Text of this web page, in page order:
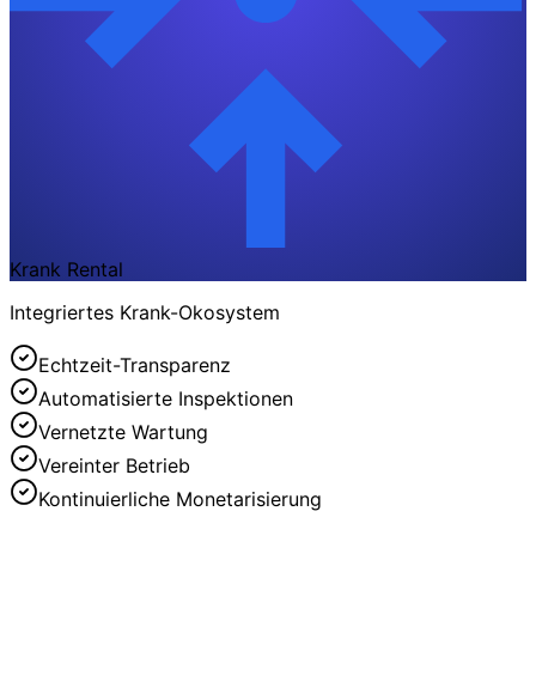
Krank Rental
Integriertes Krank-Okosystem
Echtzeit-Transparenz
Automatisierte Inspektionen
Vernetzte Wartung
Vereinter Betrieb
Kontinuierliche Monetarisierung